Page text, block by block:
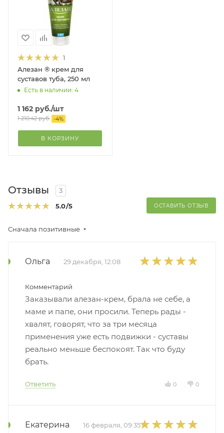
1
Алезан ® крем для
суставов туба, 250 мл
Есть в наличии: 4
1 162 руб./шт
1 210.42руб. -4%
В КОРЗИНУ
Отзывы
3
5.0/5 ОСТАВИТЬ ОТЗЫВ
Сначала позитивные
Ольга 29 декабря, 12:08
Комментарий
Заказывали алезан-крем, брала не себе, а
маме и папе, они просили. Теперь рады -
хвалят, говорят, что за три месяца
применения уже есть подвижки - суставы
реально меньше беспокоят. Так что буду
брать.
Ответить 0 0
Екатерина 16 февраля, 09:35